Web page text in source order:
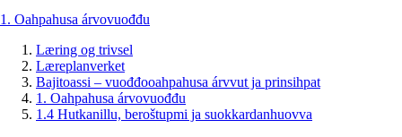
1. Oahpahusa árvovuođđu
Læring og trivsel
Læreplanverket
Bajitoassi – vuođđooahpahusa árvvut ja prinsihpat
1. Oahpahusa árvovuođđu
1.4 Hutkanillu, beroštupmi ja suokkardanhuovva